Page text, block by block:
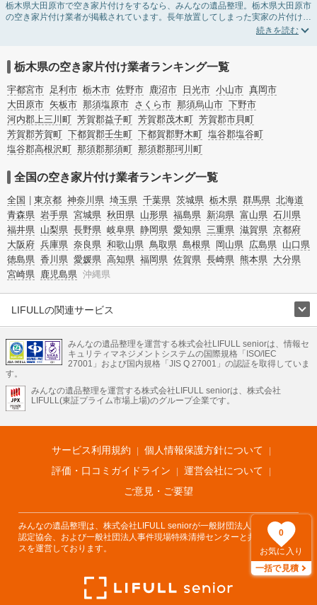
0
お気に入り
一括で見積
栃木県大田原市で空き家片付けをするなら、みんなの遺品整理。栃木県大田原市
の空き家片付け業者が掲載されています。長年放置してしまった実家の片付け
や、相続したが住む予定のない親の家の不用品の処分・回収・引き取りまで対応
用し検索してみましょう。
また家一軒まるごとの掃除方法・空家対策特別措置法の法改正に伴う空き家の片
付けについての情報も豊富です。
栃木県の空き家片付け業者ランキング一覧
宇都宮市 足利市 栃木市 佐野市 鹿沼市 日光市 小山市 真岡市
大田原市 矢板市 那須塩原市 さくら市 那須烏山市 下野市
河内郡上三川町 芳賀郡益子町 芳賀郡茂木町 芳賀郡市貝町
芳賀郡芳賀町 下都賀郡壬生町 下都賀郡野木町 塩谷郡塩谷町
塩谷郡高根沢町 那須郡那須町 那須郡那珂川町
全国の空き家片付け業者ランキング一覧
全国 東京都 神奈川県 埼玉県 千葉県 茨城県 栃木県 群馬県 北海道
青森県 岩手県 宮城県 秋田県 山形県 福島県 新潟県 富山県 石川県
福井県 山梨県 長野県 岐阜県 静岡県 愛知県 三重県 滋賀県 京都府
大阪府 兵庫県 奈良県 和歌山県 鳥取県 島根県 岡山県 広島県 山口県
徳島県 香川県 愛媛県 高知県 福岡県 佐賀県 長崎県 熊本県 大分県
宮崎県 鹿児島県 沖縄県
LIFULLの関連サービス
不動産・住宅
引越し 老人ホーム 地方創生 ママの就労支援
不動産クラウドファンディング 遺品整理 老後の暮らし情報
LIFULL HOME'Sのサービス
不動産・住宅
不動産査定 マンション専門売却査定 不動産投資 アドバイザー
不動産アーカイブ
空き家バンク 家賃相場 不動産会社
まちむすび
不動産用語集 住まいのお役立ち情報
LIFULL HOME'S PRESS
アプリ 不動産データ 不動産転職
みんなの遺品整理を運営する株式会社LIFULL seniorは、情報セ
キュリティマネジメントシステムの国際規格「ISO/IEC
27001」および国内規格「JIS Q 27001」の認証を取得していま
す。
みんなの遺品整理を運営する株式会社LIFULL seniorは、株式会社
LIFULL(東証プライム市場上場)のグループ企業です。
サービス利用規約
個人情報保護方針について
評価・口コミガイドライン
運営会社について
ご意見・ご要望
みんなの遺品整理は、株式会社LIFULL seniorが一般財団法人遺品整理士
認定協会、および一般社団法人事件現場特殊清掃センターと共同でサービ
スを運営しております。